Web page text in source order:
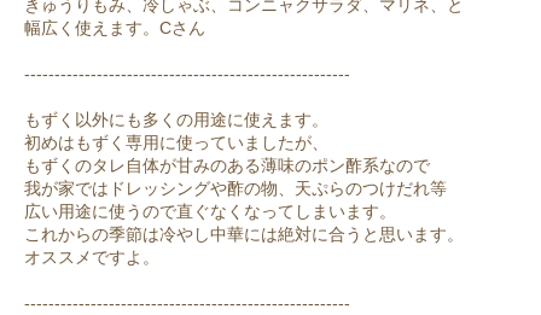
きゅうりもみ、冷しゃぶ、コンニャクサラダ、マリネ、と
幅広く使えます。Cさん
------------------------------------------------------
もずく以外にも多くの用途に使えます。
初めはもずく専用に使っていましたが、
もずくのタレ自体が甘みのある薄味のポン酢系なので
我が家ではドレッシングや酢の物、天ぷらのつけだれ等
広い用途に使うので直ぐなくなってしまいます。
これからの季節は冷やし中華には絶対に合うと思います。
オススメですよ。
------------------------------------------------------